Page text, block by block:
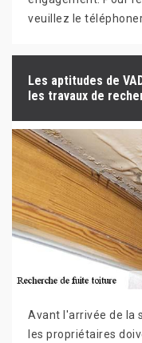
veuillez le
Les aptitudes de
les travaux de
Avant l'arrivée de la
les propriétaires